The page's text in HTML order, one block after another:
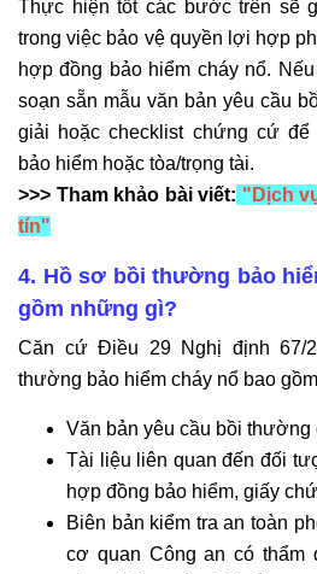
Thực hiện tốt các bước trên sẽ
trong việc bảo vệ quyền lợi hợp
hợp đồng bảo hiểm cháy nổ.
soạn sẵn mẫu văn bản yêu cầu
giải hoặc checklist chứng cứ để
bảo hiểm hoặc tòa/trọng tài.
>>> Tham khảo bài viết: "Dịch
tín"
4. Hồ sơ bồi thường bảo
gồm những gì?
Căn cứ Điều 29 Nghị định 67/
thường bảo hiểm cháy nổ bao
Văn bản yêu cầu bồi thường
Tài liệu liên quan đến đối
hợp đồng bảo hiểm, giấy
Biên bản kiểm tra an toàn
cơ quan Công an có thẩm